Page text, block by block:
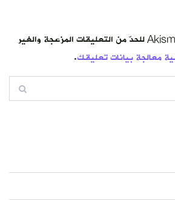
هذا الموقع يستخدم Akismet للحدّ من التعليقات المزعجة والغير
معالجة بيانات تعليقك.